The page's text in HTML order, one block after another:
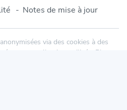
Notes de mise à jour
via des cookies à des
personnelle n'est utilisée. Plus